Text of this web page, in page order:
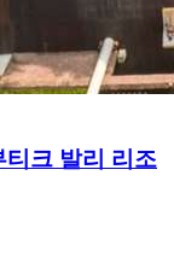
크 발리 리조